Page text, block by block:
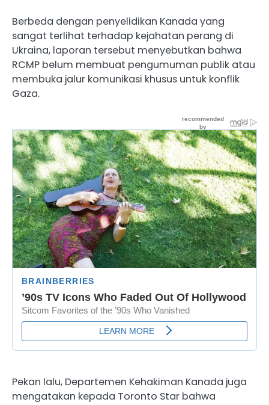
Berbeda dengan penyelidikan Kanada yang
sangat terlihat terhadap kejahatan perang di
Ukraina, laporan tersebut menyebutkan bahwa
RCMP belum membuat pengumuman publik atau
membuka jalur komunikasi khusus untuk konflik
Gaza.
Pekan lalu, Departemen Kehakiman Kanada juga
mengatakan kepada Toronto Star bahwa